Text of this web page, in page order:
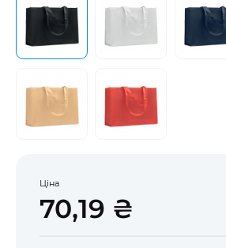
Ціна
70,19 ₴